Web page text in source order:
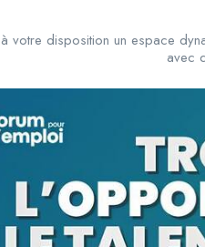
votre disposition un espace
avec